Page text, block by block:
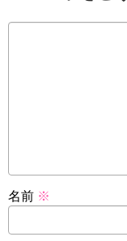
名前 ※